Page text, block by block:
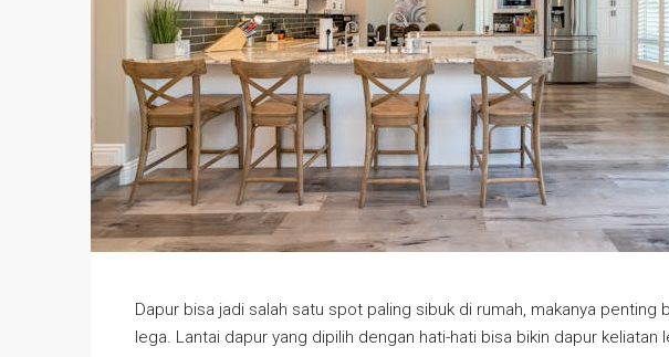
Dapur bisa jadi salah satu spot paling sibuk di rumah, makanya penting
lega. Lantai dapur yang dipilih dengan hati-hati bisa bikin dapur keliatan